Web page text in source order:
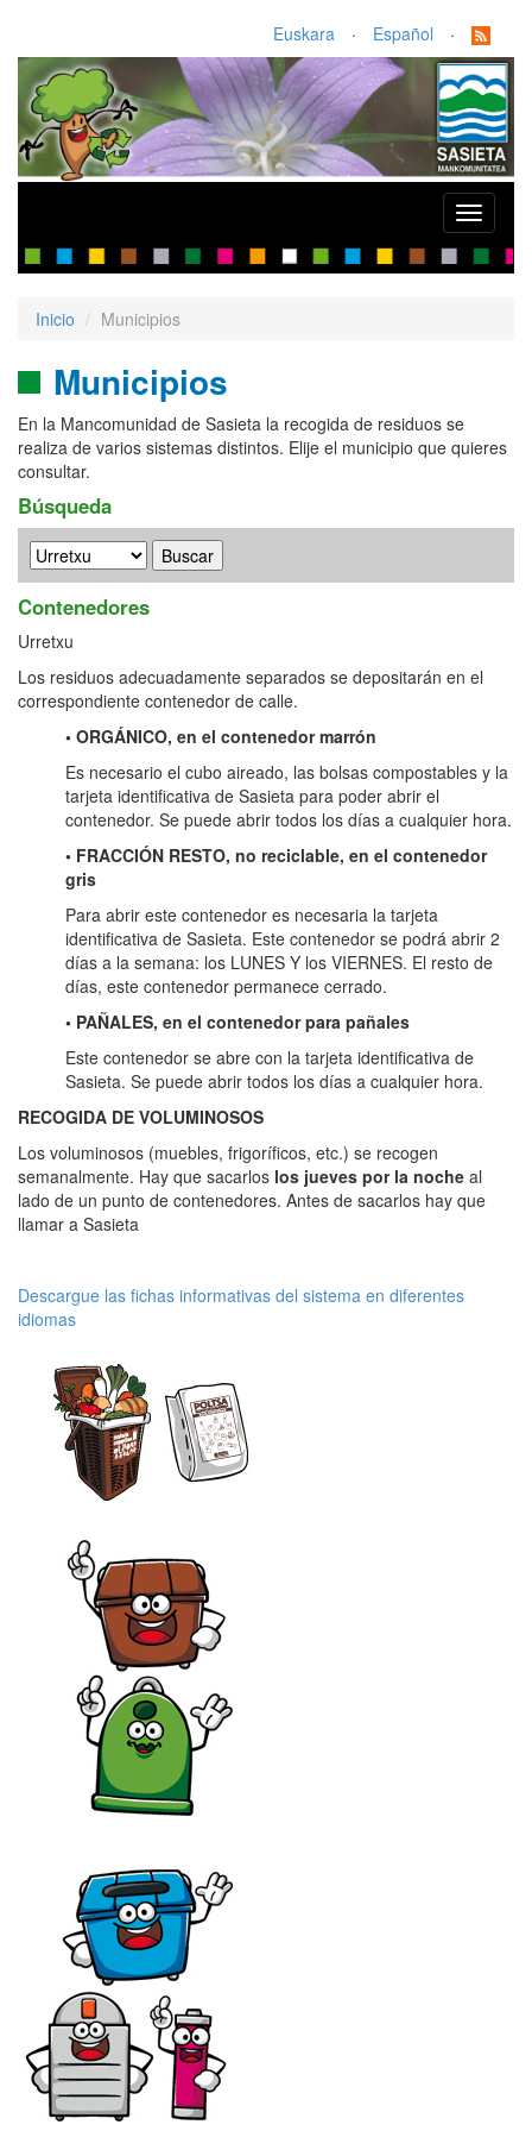
Euskara · Español ·
Toggle
Inicio Municipios
Municipios
En la Mancomunidad de Sasieta la recogida de residuos se
realiza de varios sistemas distintos. Elije el municipio que quieres
consultar.
Búsqueda
Contenedores
Urretxu
Los residuos adecuadamente separados se depositarán en el
correspondiente contenedor de calle.
• ORGÁNICO, en el contenedor marrón
Es necesario el cubo aireado, las bolsas compostables y la
tarjeta identificativa de Sasieta para poder abrir el
contenedor. Se puede abrir todos los días a cualquier hora.
• FRACCIÓN RESTO, no reciclable, en el contenedor
gris
Para abrir este contenedor es necesaria la tarjeta
identificativa de Sasieta. Este contenedor se podrá abrir 2
días a la semana: los LUNES Y los VIERNES. El resto de
días, este contenedor permanece cerrado.
• PAÑALES, en el contenedor para pañales
Este contenedor se abre con la tarjeta identificativa de
Sasieta. Se puede abrir todos los días a cualquier hora.
RECOGIDA DE VOLUMINOSOS
Los voluminosos (muebles, frigoríficos, etc.) se recogen
semanalmente. Hay que sacarlos los jueves por la noche al
lado de un punto de contenedores. Antes de sacarlos hay que
llamar a Sasieta
Descargue las fichas informativas del sistema en diferentes
idiomas